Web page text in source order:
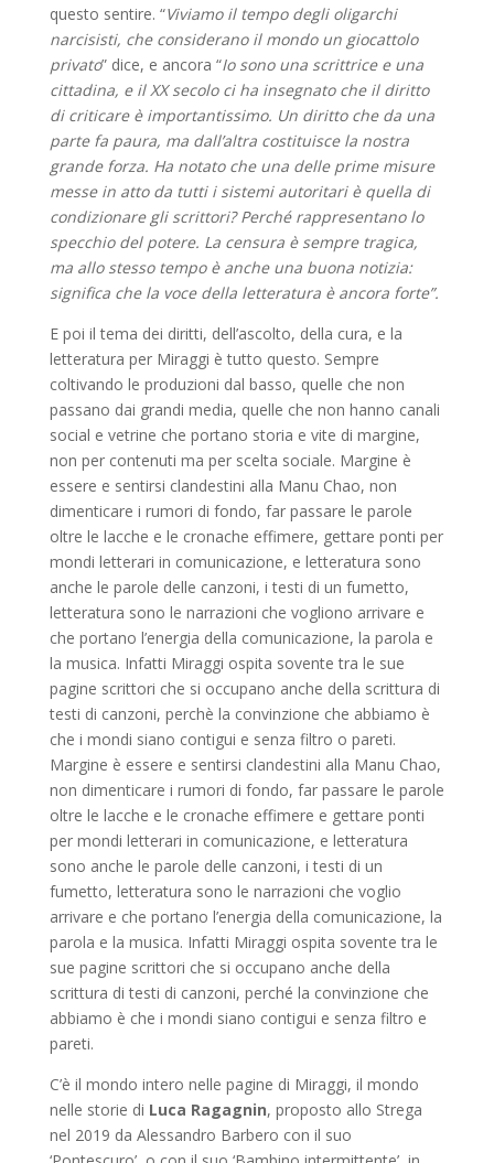
questo sentire. “Viviamo il tempo degli oligarchi
narcisisti, che considerano il mondo un giocattolo
privato” dice, e ancora “Io sono una scrittrice e una
cittadina, e il XX secolo ci ha insegnato che il diritto
di criticare è importantissimo. Un diritto che da una
parte fa paura, ma dall’altra costituisce la nostra
grande forza. Ha notato che una delle prime misure
messe in atto da tutti i sistemi autoritari è quella di
condizionare gli scrittori? Perché rappresentano lo
specchio del potere. La censura è sempre tragica,
ma allo stesso tempo è anche una buona notizia:
significa che la voce della letteratura è ancora forte”.
E poi il tema dei diritti, dell’ascolto, della cura, e la
letteratura per Miraggi è tutto questo. Sempre
coltivando le produzioni dal basso, quelle che non
passano dai grandi media, quelle che non hanno canali
social e vetrine che portano storia e vite di margine,
non per contenuti ma per scelta sociale. Margine è
essere e sentirsi clandestini alla Manu Chao, non
dimenticare i rumori di fondo, far passare le parole
oltre le lacche e le cronache effimere, gettare ponti per
mondi letterari in comunicazione, e letteratura sono
anche le parole delle canzoni, i testi di un fumetto,
letteratura sono le narrazioni che vogliono arrivare e
che portano l’energia della comunicazione, la parola e
la musica. Infatti Miraggi ospita sovente tra le sue
pagine scrittori che si occupano anche della scrittura di
testi di canzoni, perchè la convinzione che abbiamo è
che i mondi siano contigui e senza filtro o pareti.
Margine è essere e sentirsi clandestini alla Manu Chao,
non dimenticare i rumori di fondo, far passare le parole
oltre le lacche e le cronache effimere e gettare ponti
per mondi letterari in comunicazione, e letteratura
sono anche le parole delle canzoni, i testi di un
fumetto, letteratura sono le narrazioni che voglio
arrivare e che portano l’energia della comunicazione, la
parola e la musica. Infatti Miraggi ospita sovente tra le
sue pagine scrittori che si occupano anche della
scrittura di testi di canzoni, perché la convinzione che
abbiamo è che i mondi siano contigui e senza filtro e
pareti.
C’è il mondo intero nelle pagine di Miraggi, il mondo
nelle storie di Luca Ragagnin, proposto allo Strega
nel 2019 da Alessandro Barbero con il suo